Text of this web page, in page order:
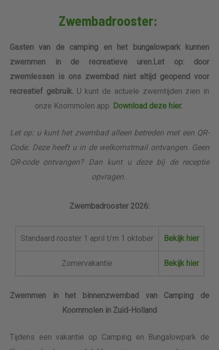
Zwembadrooster:
Gasten van de camping en het bungalowpark kunnen
zwemmen in de recreatieve uren.Let op: door
zwemlessen is ons zwembad niet altijd geopend voor
recreatief gebruik.U kunt de actuele zwemtijden zien in
onze Koornmolen app. Download deze hier.
Let op: u kunt het zwembad alleen betreden met een QR-
Code. Deze heeft u in de welkomstmail ontvangen. Geen
QR-code ontvangen? Dan kunt u deze bij de receptie
opvragen.
Zwembadrooster 2026:
Standaard rooster 1 april t/m 1 oktober Bekijk hier
Zomervakantie Bekijk hier
Zwemmen in het binnenzwembad van Camping de
Koornmolen in Zuid-Holland
Tijdens een vakantie op Camping en Bungalowpark de